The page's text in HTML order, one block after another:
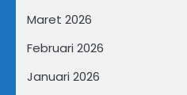
Maret 2026
Februari 2026
Januari 2026